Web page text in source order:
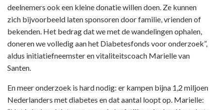
deelnemers ook een kleine donatie willen doen. Ze kunnen
zich bijvoorbeeld laten sponsoren door familie, vrienden of
bekenden. Het bedrag dat we met de wandelingen ophalen,
doneren we volledig aan het Diabetesfonds voor onderzoek”,
aldus initiatiefneemster en vitaliteitscoach Marielle van
Santen.
En meer onderzoek is hard nodig: er kampen bijna 1,2 miljoen
Nederlanders met diabetes en dat aantal loopt op. Marielle: